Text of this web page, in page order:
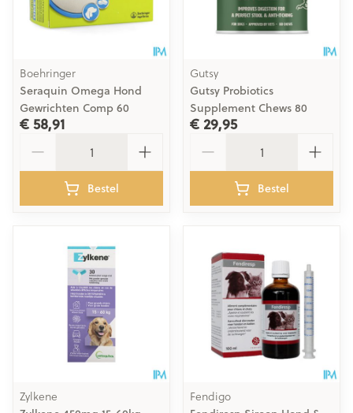
Boehringer
Seraquin Omega Hond
Gewrichten Comp 60
€ 58,91
Bestel
Gutsy
Gutsy Probiotics
Supplement Chews 80
€ 29,95
Bestel
Zylkene
Fendigo